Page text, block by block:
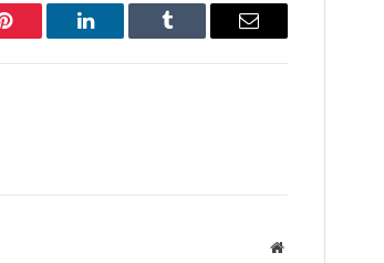
Pinterest LinkedIn Tumblr Email
Website